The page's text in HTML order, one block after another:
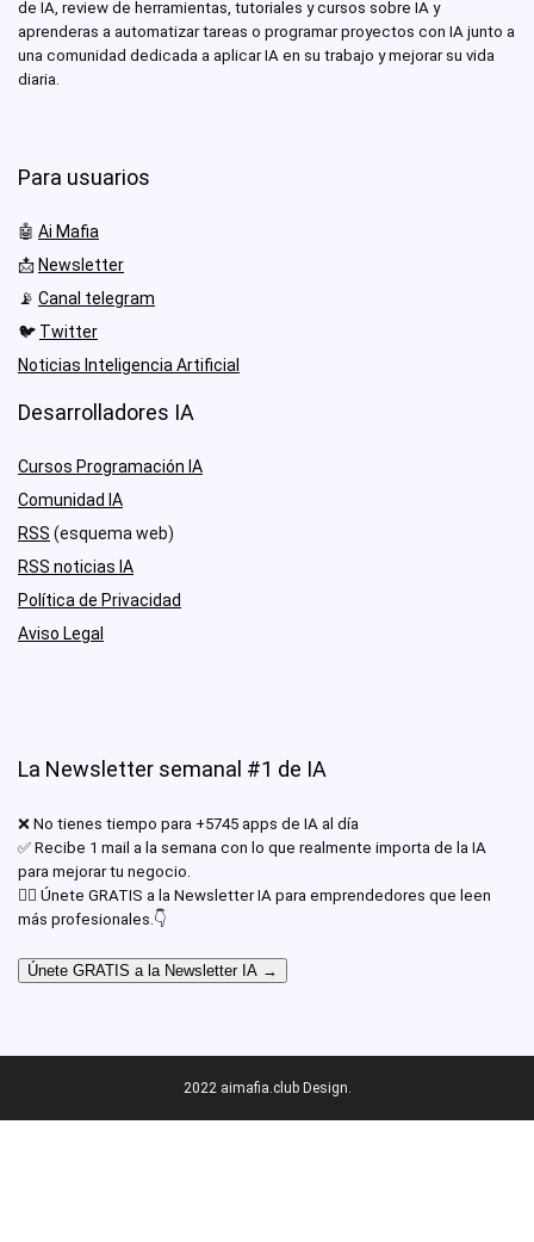
de IA, review de herramientas, tutoriales y cursos sobre IA y
aprenderas a automatizar tareas o programar proyectos con IA junto a
una comunidad dedicada a aplicar IA en su trabajo y mejorar su vida
diaria.
Para usuarios
🤖 Ai Mafia
📩 Newsletter
📡 Canal telegram
🐦 Twitter
Noticias Inteligencia Artificial
Desarrolladores IA
Cursos Programación IA
Comunidad IA
RSS (esquema web)
RSS noticias IA
Política de Privacidad
Aviso Legal
La Newsletter semanal #1 de IA
❌ No tienes tiempo para +5745 apps de IA al día
✅ Recibe 1 mail a la semana con lo que realmente importa de la IA
para mejorar tu negocio.
✊🏾 Únete GRATIS a la Newsletter IA para emprendedores que leen
más profesionales.👇
Únete GRATIS a la Newsletter IA →
2022 aimafia.club Design.